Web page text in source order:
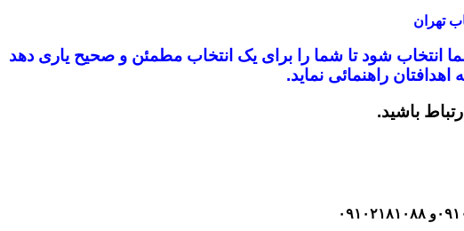
تهران
انتخاب شودتا شما را برای یک انتخاب مطمئن و صحیح یاری دهد
راهنمائی نماید.
باشید.